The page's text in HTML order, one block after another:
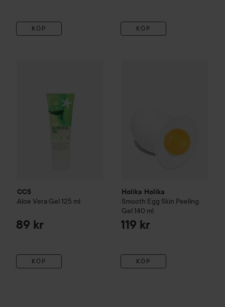
KÖP KÖP
CCS
Aloe Vera Gel 125 ml
89 kr
KÖP
Holika Holika
Smooth Egg Skin Peeling
Gel 140 ml
119 kr
KÖP